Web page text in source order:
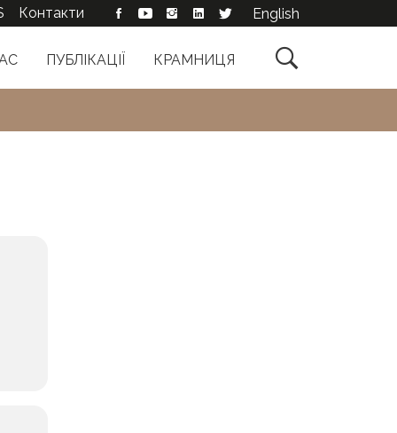

ПУБЛІКАЦІЇ КРАМНИЦЯ
Контакти English